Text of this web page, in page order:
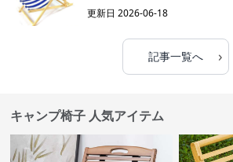
更新日2026-06-18
記事一覧へ ›
キャンプ椅子 人気アイテム